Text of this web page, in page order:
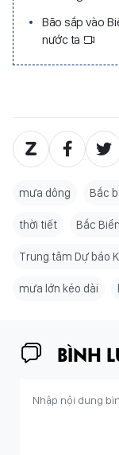
Bão sắp vào
nước ta
mưa dông Bắc
thời tiết Bắc
Trung tâm Dự báo
mưa lớn kéo dài
BÌNH